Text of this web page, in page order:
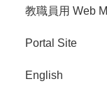
教職員用 Web
Portal Site
English